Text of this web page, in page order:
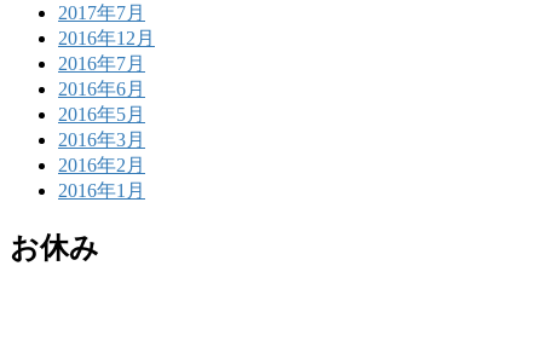
2017年7月
2016年12月
2016年7月
2016年6月
2016年5月
2016年3月
2016年2月
2016年1月
お休み